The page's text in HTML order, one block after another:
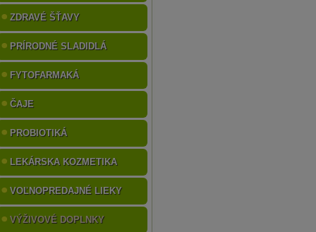
ZDRAVÉ ŠŤAVY
PRÍRODNÉ SLADIDLÁ
FYTOFARMAKÁ
ČAJE
PROBIOTIKÁ
LEKÁRSKA KOZMETIKA
VOĽNOPREDAJNÉ LIEKY
VÝŽIVOVÉ DOPLNKY